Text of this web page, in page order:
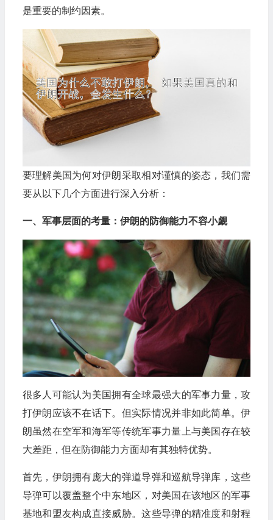
是重要的制约因素。
要理解美国为何对伊朗采取相对谨慎的姿态，我们需
要从以下几个方面进行深入分析：
一、军事层面的考量：伊朗的防御能力不容小觑
很多人可能认为美国拥有全球最强大的军事力量，攻
打伊朗应该不在话下。但实际情况并非如此简单。伊
朗虽然在空军和海军等传统军事力量上与美国存在较
大差距，但在防御能力方面却有其独特优势。
首先，伊朗拥有庞大的弹道导弹和巡航导弹库，这些
导弹可以覆盖整个中东地区，对美国在该地区的军事
基地和盟友构成直接威胁。这些导弹的精准度和射程